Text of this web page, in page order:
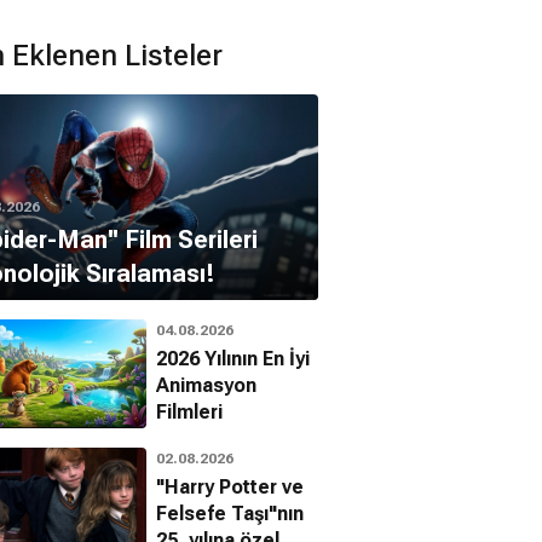
Suárez
Tristán Ulloa
Eklenen Listeler
Man'' Film Serileri
Sıralaması!
04.08.2026
2026 Yılının En İyi
Animasyon
Filmleri
02.08.2026
"Harry Potter ve
Felsefe Taşı"nın